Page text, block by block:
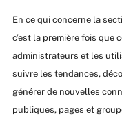
En ce qui concerne la
c’est la première fois que
administrateurs et les
suivre les tendances,
générer de nouvelles
publiques, pages et